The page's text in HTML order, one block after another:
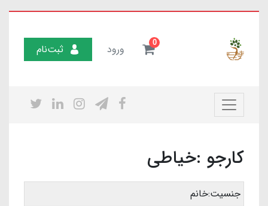
0 ورود ثبت‌نام
کارجو :خیاطی
جنسیت:خانم